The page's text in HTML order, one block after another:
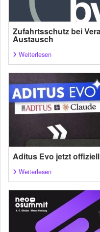
Zufahrtsschutz bei
Austausch
Weiterlesen
Aditus Evo jetzt
Weiterlesen